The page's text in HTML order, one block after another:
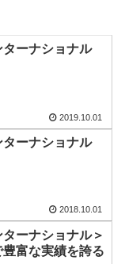
ーナショナル
2019.10.01
ーナショナル
2018.10.01
ーナショナル＞
富な実績を誇る